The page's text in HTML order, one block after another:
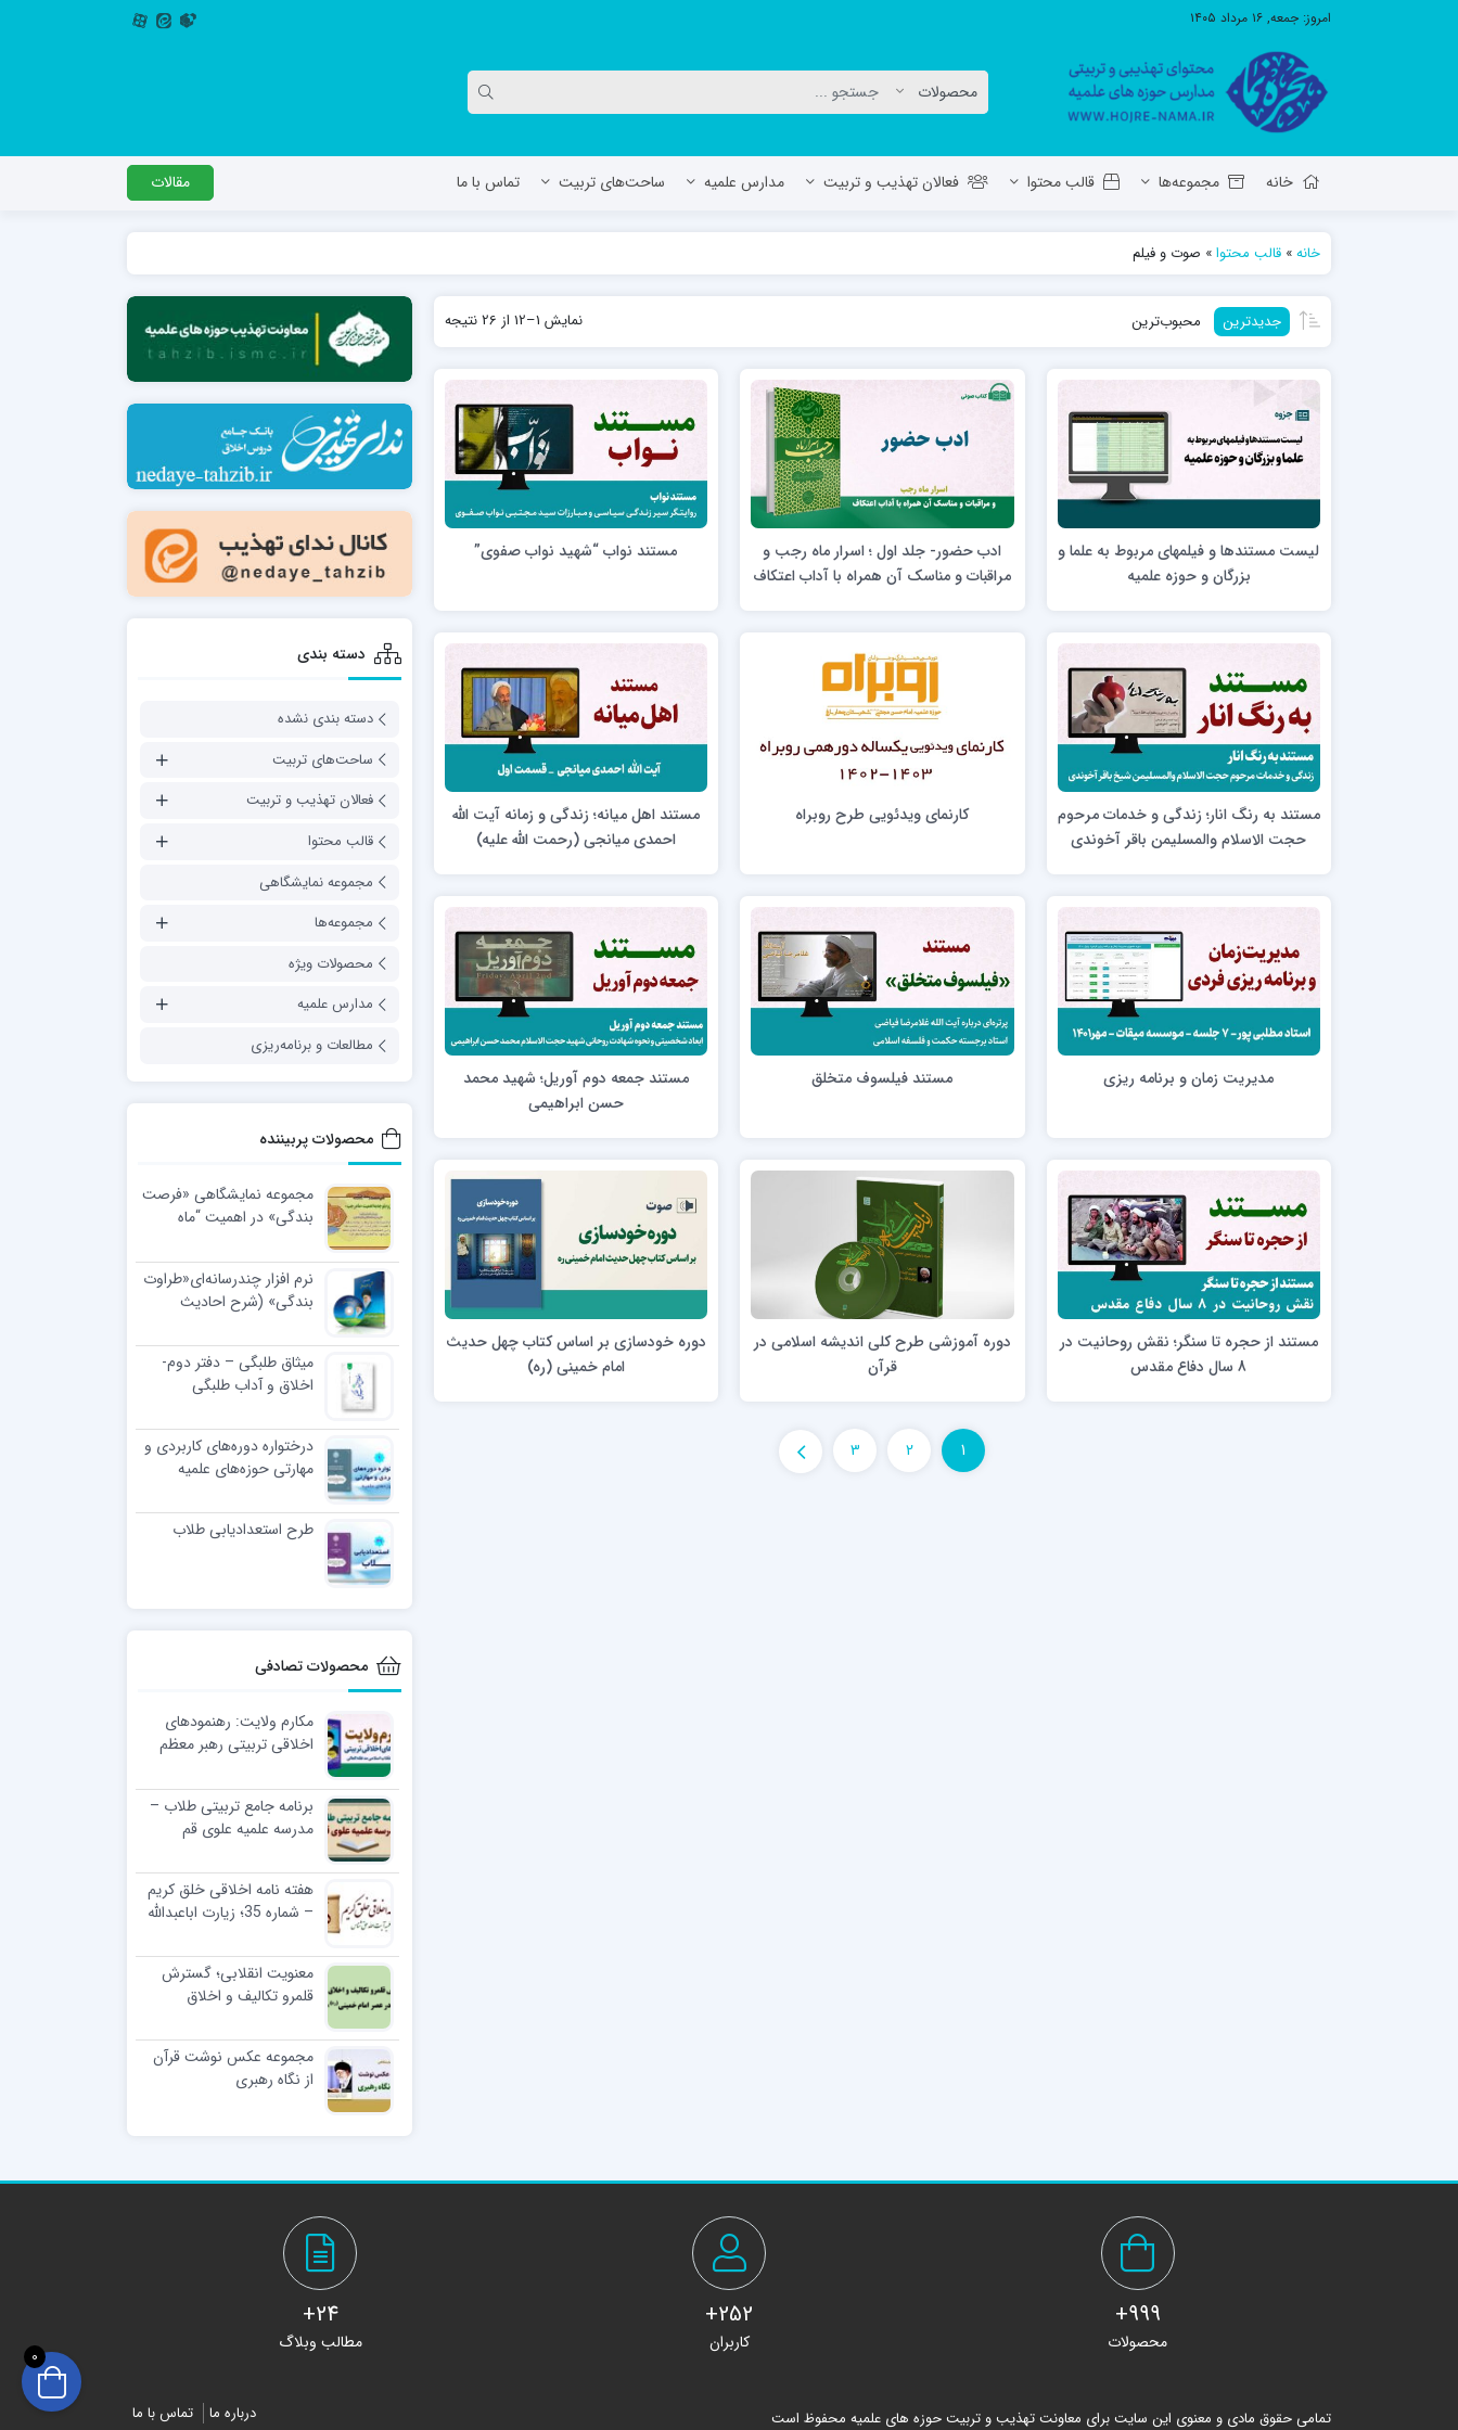
امروز: جمعه, ۱۶ مرداد ۱۴۰۵
خانه مجموعه‌ها قالب محتوا فعالان تهذیب و تربیت مدارس علمیه
معاونت تهذیب استان آ.ش
حوزه علمیه حضرت ولی عصر عج بناب
مدرسه علمیه صاحب الزمان عج مرند
مدرسه علمیه جعفریه
مدرسه علمیه المهدی (عج)/ آران و بیدگل
حوزه علمیه سفیران هدایت رهنان
مدرسه آیت الله العظمی گلپایگانی ره
مدرسه اباصالح المهدی عج
مدرسه امام جعفر صادق علیه السلام ساوجبلاغ
مدرسه علمیه امام حسن مجتبی(ع) چهارباغ
مدرسه علمیه حضرت حجت علیه السلام (امام
رضا علیه السلام)
مدرسه علمیه امام خمینی (ره)
مدرسه امام حسن عسگری ع
مدرسه علمیه دارالحکمة
مدرسه علمیه دارالسلام
حوزه علمیه امام صادق علیه السلام پرند
مدرسه علمیه فیلسوف الدولة
امام حسن عسکری علیه السلام مدرسه علمیه ولیعصر (عج) خرمدره
مدرسه فقهی تخصصی امام رضا علیه السلام
صالحیه (مکتب الصادق ع) کازرون
مدرسه امام کاظم علیه السلام
مدرسه علمیه آیت الله بهجت(ره)
مدرسه علمیه ائمه اطهار
مدرسه علمیه حضرت بقیة‌ الله(عج)
مدرسه جهانگیرخان
مدرسه علمیه حسنیه
مدرسه علمیه دارالهدی
مدرسه علمیه رسل
مدرسه علمیه شهید صدوقی(ره) واحد2
مدرسه شهید صدوقی ره واحد 4 (شهید ثانی)
مدرسه علمیه شهید صدوقی ره واحد5
مدرسه علمیه علوی
مدرسه مدینة العلم
مدرسه علمیه معصومیه
مرکز هدایت علمی و تربیتی الهادی علیه السلام
مدرسه علمیه قائمیه عج/ بم
مدرسه علمیه امام صادق علیه السلام/جیرفت
مدرسه علمیه امام خمینی ره/ رفسنجان
مدرسه علمیه اهل بیت علیهم‌السلام/ قلعه گنج
مدرسه علمیه محمودیه/ کرمان
امام جعفر صادق علیه السلام گچساران
امام مهدی منتظر عج
ولایت (امامیه)
امام صادق علیه السلام اردکان
ساحت‌های تربیت تماس با ما مقالات
خانه» قالب محتوا» صوت و فیلم
جدیدترین محبوب‌ترین نمایش 1–12 از 26 نتیجه
لیست مستندها و فیلمهای مربوط به علما و
بزرگان و حوزه علمیه
ادب حضور- جلد اول ؛ اسرار ماه رجب و
مراقبات و مناسک آن همراه با آداب اعتکاف
مستند نواب “شهید نواب صفوی”
مستند به رنگ انار؛ زندگی و خدمات مرحوم
حجت الاسلام والمسلیمن باقر آخوندی
کارنمای ویدئویی طرح روبراه
مستند اهل میانه؛ زندگی و زمانه آیت الله
احمدی میانجی (رحمت الله علیه)
مدیریت زمان و برنامه ریزی مستند فیلسوف متخلق
مستند جمعه دوم آوریل؛ شهید محمد
حسن ابراهیمی
مستند از حجره تا سنگر؛ نقش روحانیت در
8 سال دفاع مقدس
دوره آموزشی طرح کلی اندیشه اسلامی در
قرآن
دوره خودسازی بر اساس کتاب چهل حدیث
امام خمینی (ره)
1
2
3
دسته بندی
دسته بندی نشده
ساحت‌های تربیت
فعالان تهذیب و تربیت
قالب محتوا
مجموعه نمایشگاهی
مجموعه‌ها
محصولات ویژه
مدارس علمیه
مطالعات و برنامه‌ریزی
محصولات پربیننده
مجموعه نمایشگاهی «فرصت
بندگی» در اهمیت “ماه
نرم افزار چندرسانه‌ای«طراوت
بندگی» (شرح احادیث
اسلامی)
میثاق طلبگی – دفتر دوم-
اخلاق و آداب طلبگی
درختواره دوره‌های کاربردی و
مهارتی حوزه‌های علمیه
طرح استعدادیابی طلاب
محصولات تصادفی
مکارم ولایت: رهنمودهای
اخلاقی تربیتی رهبر معظم
برنامه جامع تربیتی طلاب –
مدرسه علمیه علوی قم
هفته نامه اخلاقی خلق کریم
– شماره 35؛ زیارت اباعبدالله
معنویت انقلابی؛ گسترش
قلمرو تکالیف و اخلاق
خمینی(ره)
مجموعه عکس نوشت قرآن
از نگاه رهبری
999+
محصولات
252+
کاربران
24+
مطالب وبلاگ
تمامی حقوق مادی و معنوی این سایت برای معاونت تهذیب و تربیت حوزه های علمیه محفوظ است درباره ما تماس با ما
0